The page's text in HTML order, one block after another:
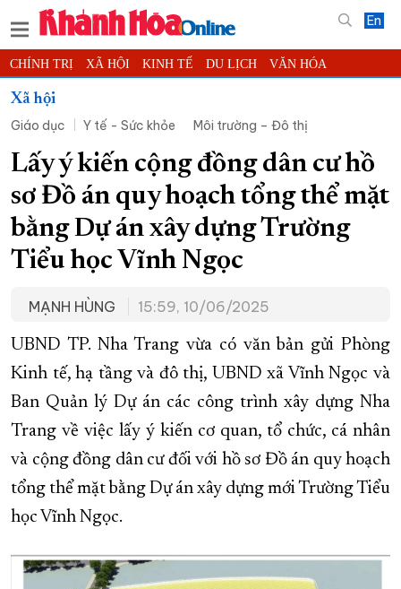
En
CHÍNH TRỊ XÃ HỘI KINH TẾ DU LỊCH VĂN HÓA
THỂ THAO
KHOA HỌC - CÔNG NGHỆ PHÁP LUẬT BẠN ĐỌC
THẾ GIỚI MULTIMEDIA VIDEO ĐỌC BÁO ONLINE
PODCAST THÔNG TIN - QUẢNG CÁO
QUY HOẠCH TỈNH KHÁNH HÒA
TRƯỜNG SA BIỂN ĐẢO QUÊ HƯƠNG
CHUNG TAY CẢI CÁCH HÀNH CHÍNH
XÂY DỰNG NÔNG THÔN MỚI LỊCH CẮT ĐIỆN
TÀU - XE - MÁY BAY
KỶ NIỆM 370 NĂM XÂY DỰNG VÀ PHÁT TRIỂN TỈNH KHÁNH HÒA
KHOẢNH KHẮC ĐẸP XỨ TRẦM
XÂY DỰNG KHÁNH HÒA TRỞ THÀNH THÀNH PHỐ TRỰC THUỘC
ĐẠI HỘI ĐẢNG CÁC CẤP TRANG CHỦ VỀ BÁO KHÁNH HÒA
Xã hội
Giáo dục
Y tế - Sức khỏe Môi trường – Đô thị
Lấy ý kiến cộng đồng dân cư hồ
sơ Đồ án quy hoạch tổng thể mặt
bằng Dự án xây dựng Trường
Tiểu học Vĩnh Ngọc
MẠNH HÙNG 15:59, 10/06/2025
UBND TP. Nha Trang vừa có văn bản gửi Phòng
Kinh tế, hạ tầng và đô thị, UBND xã Vĩnh Ngọc và
Ban Quản lý Dự án các công trình xây dựng Nha
Trang về việc lấy ý kiến cơ quan, tổ chức, cá nhân
và cộng đồng dân cư đối với hồ sơ Đồ án quy hoạch
tổng thể mặt bằng Dự án xây dựng mới Trường Tiểu
học Vĩnh Ngọc.